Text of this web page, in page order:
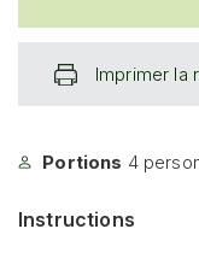
Portions 4
Instructions
Imprimer la